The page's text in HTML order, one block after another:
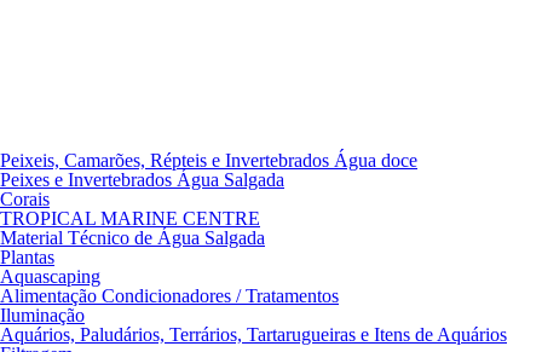
Peixeis, Camarões, Répteis e Invertebrados Água doce
Peixes e Invertebrados Água Salgada
Corais
TROPICAL MARINE CENTRE
Material Técnico de Água Salgada
Plantas
Aquascaping
Alimentação Condicionadores / Tratamentos
Iluminação
Aquários, Paludários, Terrários, Tartarugueiras e Itens de Aquários